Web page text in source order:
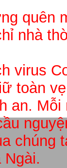
quên
nhà
virus
toàn
an.
chúng
Ngài.